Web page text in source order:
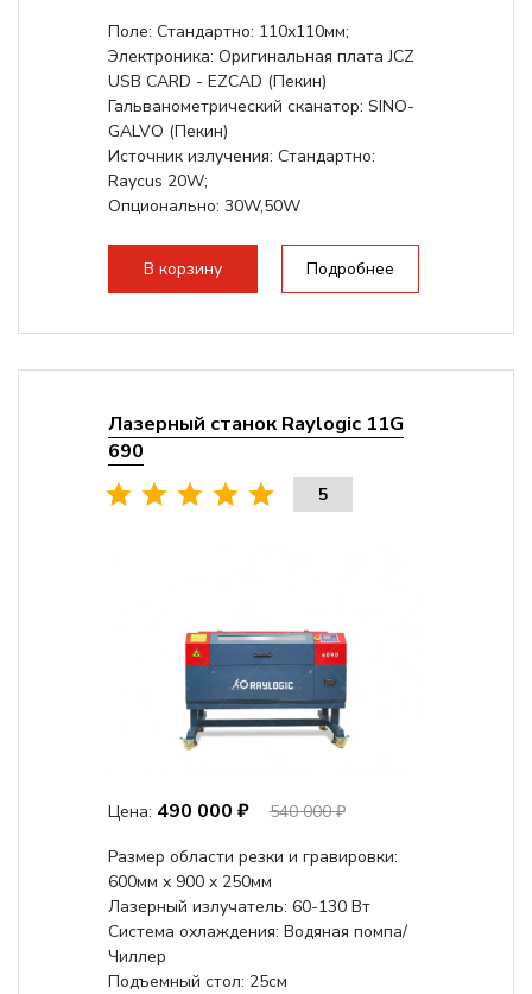
Поле: Cтандартно: 110х110мм;
Электроника: Оригинальная плата JCZ
USB CARD - EZCAD (Пекин)
Гальванометрический сканатор: SINO-
GALVO (Пекин)
Источник излучения: Стандартно:
Raycus 20W;
Опционально: 30W,50W
В корзину Подробнее
Лазерный станок Raylogic 11G
690
5
Цена: 490 000 ₽
540 000 ₽
Размер области резки и гравировки:
600мм х 900 х 250мм
Лазерный излучатель: 60-130 Вт
Система охлаждения: Водяная помпа/
Чиллер
Подъемный стол: 25см